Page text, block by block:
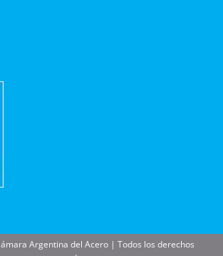
Argentina del Acero | Todos los derechos